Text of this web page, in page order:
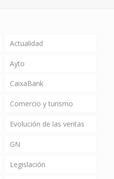
Actualidad
Ayto
CaixaBank
Comercio y turismo
Evolución de las ventas
GN
Legislación